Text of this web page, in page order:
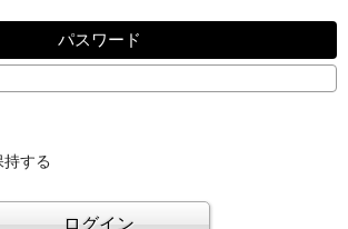
パスワード
する